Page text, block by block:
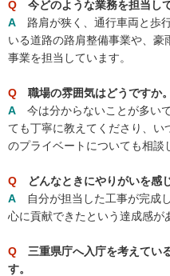
Q 今どのような業務を担当し
A 路肩が狭く、通行車両と歩
いる道路の路肩整備事業や、豪
事業を担当しています。
Q 職場の雰囲気はどうですか。
A 今は分からないことが多い
ても丁寧に教えてくださり、
のプライベートについても相談
Q どんなときにやりがいを感
A 自分が担当した工事が完成
心に貢献できたという達成感が
Q 三重県庁へ入庁を考えてい
す。